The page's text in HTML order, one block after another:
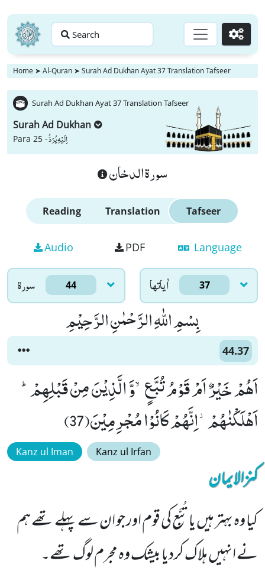
Search Go
Home ➤ Al-Quran ➤ Surah Ad Dukhan Ayat 37 Translation Tafseer
Surah Ad Dukhan Ayat 37 Translation Tafseer
Surah Ad Dukhan
Para 25 -اِلَیْهِ یُرَدُّ
سورة الدخان
Reading Translation Tafseer
Audio PDF Language
سورۃ 44 اٰياتها 37
بِسْمِ اللّٰهِ الرَّحْمٰنِ الرَّحِیْمِ
44.37
اَهُمْ خَیْرٌ اَمْ قَوْمُ تُبَّعٍۙ-وَّ الَّذِیْنَ مِنْ قَبْلِهِمْؕ-
اَهْلَكْنٰهُمْ٘-اِنَّهُمْ كَانُوْا مُجْرِمِیْنَ(37)
Kanz ul Iman Kanz ul Irfan
کنزالایمان
کیا وہ بہتر ہیں یا تُبَّع کی قوم اور جو ان سے پہلے تھے ہم
نے انہیں ہلاک کردیا بیشک وہ مجرم لوگ تھے۔